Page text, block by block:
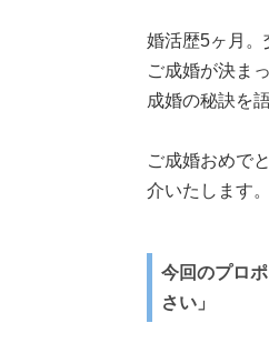
婚活歴5ヶ月。
ご成婚が決ま
成婚の秘訣を
ご成婚おめで
介いたします。
今回のプロ
さい」